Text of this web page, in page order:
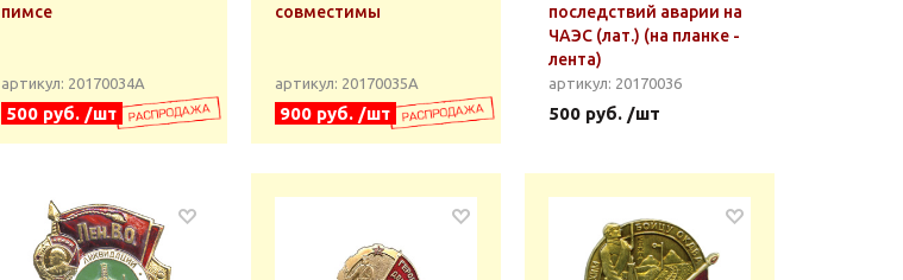
пимсе
артикул: 20170034А
500 руб. /шт
совместимы
артикул: 20170035А
900 руб. /шт
последствий аварии на
ЧАЭС (лат.) (на планке -
лента)
артикул: 20170036
500 руб. /шт